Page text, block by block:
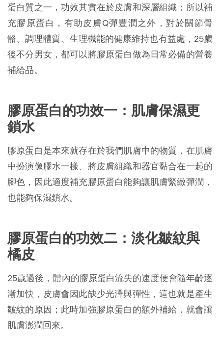
蛋白質之一，功效其實在於皮膚和深層組織；所以補
充膠原蛋白，有助皮膚Q彈豐潤之外，對於關節骨
骼、調理體質、生理機能的健康維持也有益處，25歲
後不分男女，都可以將膠原蛋白做為日常必備的營養
補給品。
膠原蛋白的功效一：肌膚保濕更
鎖水
膠原蛋白是本來就存在於我們肌膚中的物質，在肌膚
中扮演像膠水一樣、將皮膚組織和器官黏合在一起的
腳色，因此適度補充膠原蛋白能夠讓肌膚緊緻彈潤，
也能夠保濕鎖水。
膠原蛋白的功效二：淡化皺紋與
橘皮
25歲過後，體內的膠原蛋白流失的速度便會隨年齡逐
漸加快，皮膚會因此缺少光澤與彈性，這也就是產生
皺紋的原因；此時加強膠原蛋白的額外補給，就會讓
肌膚澎潤回來。